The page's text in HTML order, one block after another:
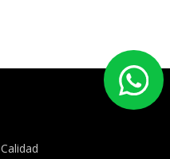
Calidad